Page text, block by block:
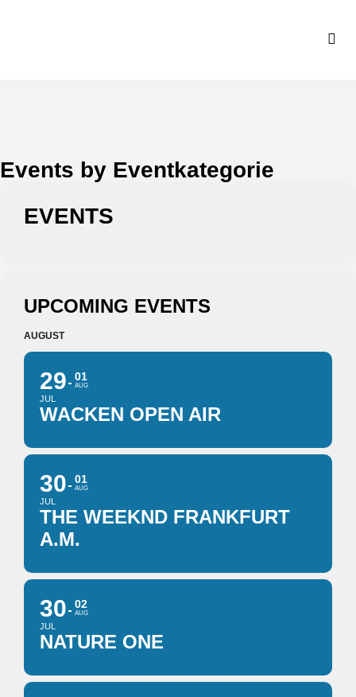
Events by Eventkategorie
EVENTS
UPCOMING EVENTS
AUGUST
29
JUL
01
AUG
WACKEN OPEN AIR
30
JUL
01
AUG
THE WEEKND FRANKFURT
A.M.
30
JUL
02
AUG
NATURE ONE